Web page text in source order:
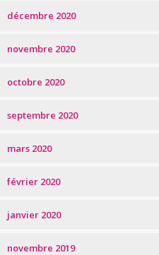
décembre 2020
novembre 2020
octobre 2020
septembre 2020
mars 2020
février 2020
janvier 2020
novembre 2019